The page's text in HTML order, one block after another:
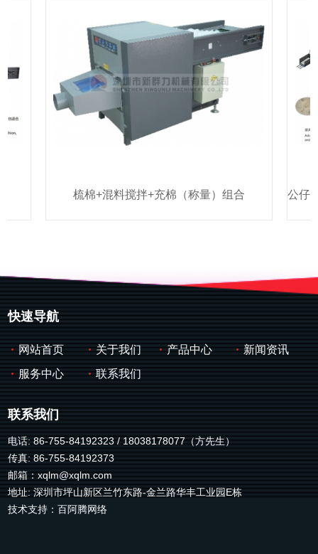
梳棉+混料搅拌+充棉（称量）组合
快速导航
网站首页 关于我们 产品中心
新闻资讯
服务中心
联系我们
联系我们
电话: 86-755-84192323 / 18038178077（方先生）
传真: 86-755-84192373
邮箱：xqlm@xqlm.com
地址: 深圳市坪山新区兰竹东路-金兰路华丰工业园E栋
技术支持：百阿腾网络